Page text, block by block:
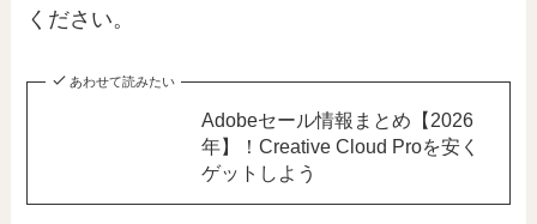
ください。
あわせて読みたい
Adobeセール情報まとめ【2026
年】！Creative Cloud Proを安く
ゲットしよう